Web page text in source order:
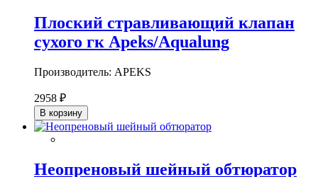
Плоский стравливающий клапан
сухого гк Apeks/Aqualung
Производитель: APEKS
2958 ₽
В корзину
Неопреновый шейный обтюратор